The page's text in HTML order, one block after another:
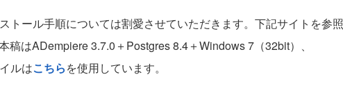
トール手順については割愛させていただきます。下記サイトを参照
稿はADempiere 3.7.0＋Postgres 8.4＋Windows 7（32bit）、
ルはこちらを使用しています。